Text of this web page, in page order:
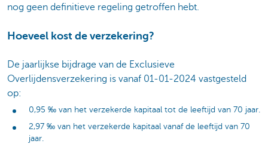
nog geen definitieve regeling getroffen hebt.
Hoeveel kost de verzekering?
De jaarlijkse bijdrage van de Exclusieve
Overlijdensverzekering is vanaf 01-01-2024 vastgesteld
op:
0,95 ‰ van het verzekerde kapitaal tot de leeftijd van 70 jaar.
2,97 ‰ van het verzekerde kapitaal vanaf de leeftijd van 70
jaar.